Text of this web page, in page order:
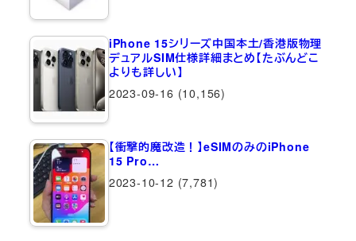
iPhone 15シリーズ中国本土/香港版物理
デュアルSIM仕様詳細まとめ【たぶんどこ
よりも詳しい】
2023-09-16 (10,156)
【衝撃的魔改造！】eSIMのみのiPhone
15 Pro…
2023-10-12 (7,781)